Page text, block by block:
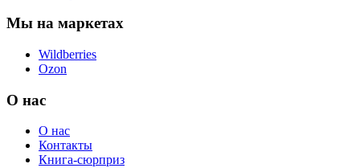
Мы на маркетах
Wildberries
Ozon
О нас
О нас
Контакты
Книга-сюрприз